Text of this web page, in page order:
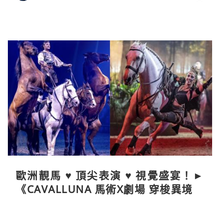
歐洲靚馬 ♥ 頂尖表演 ♥ 視覺盛宴！►
《CAVALLUNA 馬術X劇場 穿梭異境》